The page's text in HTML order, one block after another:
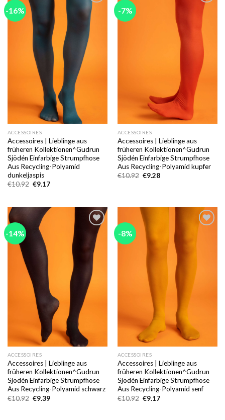
-16%
Add to
wishlist
ACCESSOIRES
Accessoires | Lieblinge aus
früheren Kollektionen^Gudrun
Sjödén Einfarbige Strumpfhose
Aus Recycling-Polyamid
dunkeljaspis
€10.92 Ursprünglicher
€9.17Aktueller
-7%
Add to
wishlist
ACCESSOIRES
Accessoires | Lieblinge aus
früheren Kollektionen^Gudrun
Sjödén Einfarbige Strumpfhose
Aus Recycling-Polyamid kupfer
€10.92 Ursprünglicher
€9.28Aktueller
-14%
Add to
wishlist
ACCESSOIRES
Accessoires | Lieblinge aus
früheren Kollektionen^Gudrun
Sjödén Einfarbige Strumpfhose
Aus Recycling-Polyamid schwarz
€10.92 Ursprünglicher
€9.39Aktueller
-8%
Add to
ACCESSOIRES
Accessoires | Lieblinge aus
früheren Kollektionen^Gudrun
Sjödén Einfarbige Strumpfhose
Aus Recycling-Polyamid senf
€10.92 Ursprünglicher
€9.17Aktueller